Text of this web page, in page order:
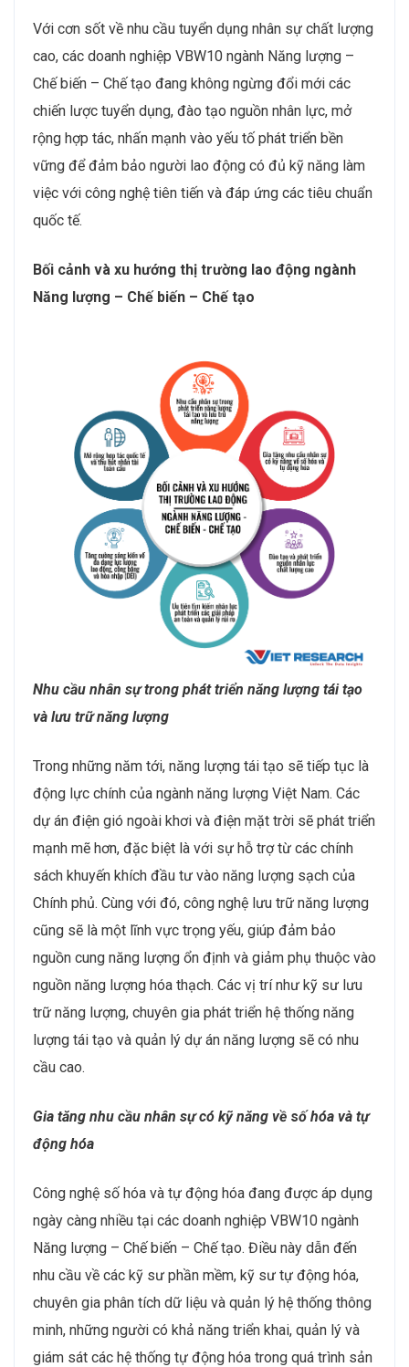
Với cơn sốt về nhu cầu tuyển dụng nhân sự chất lượng
cao, các doanh nghiệp VBW10 ngành Năng lượng –
Chế biến – Chế tạo đang không ngừng đổi mới các
chiến lược tuyển dụng, đào tạo nguồn nhân lực, mở
rộng hợp tác, nhấn mạnh vào yếu tố phát triển bền
vững để đảm bảo người lao động có đủ kỹ năng làm
việc với công nghệ tiên tiến và đáp ứng các tiêu chuẩn
quốc tế.
Bối cảnh và xu hướng thị trường lao động ngành
Năng lượng – Chế biến – Chế tạo
Nhu cầu nhân sự trong phát triển năng lượng tái tạo
và lưu trữ năng lượng
Trong những năm tới, năng lượng tái tạo sẽ tiếp tục là
động lực chính của ngành năng lượng Việt Nam. Các
dự án điện gió ngoài khơi và điện mặt trời sẽ phát triển
mạnh mẽ hơn, đặc biệt là với sự hỗ trợ từ các chính
sách khuyến khích đầu tư vào năng lượng sạch của
Chính phủ. Cùng với đó, công nghệ lưu trữ năng lượng
cũng sẽ là một lĩnh vực trọng yếu, giúp đảm bảo
nguồn cung năng lượng ổn định và giảm phụ thuộc vào
nguồn năng lượng hóa thạch. Các vị trí như kỹ sư lưu
trữ năng lượng, chuyên gia phát triển hệ thống năng
lượng tái tạo và quản lý dự án năng lượng sẽ có nhu
cầu cao.
Gia tăng nhu cầu nhân sự có kỹ năng về số hóa và tự
động hóa
Công nghệ số hóa và tự động hóa đang được áp dụng
ngày càng nhiều tại các doanh nghiệp VBW10 ngành
Năng lượng – Chế biến – Chế tạo. Điều này dẫn đến
nhu cầu về các kỹ sư phần mềm, kỹ sư tự động hóa,
chuyên gia phân tích dữ liệu và quản lý hệ thống thông
minh, những người có khả năng triển khai, quản lý và
giám sát các hệ thống tự động hóa trong quá trình sản